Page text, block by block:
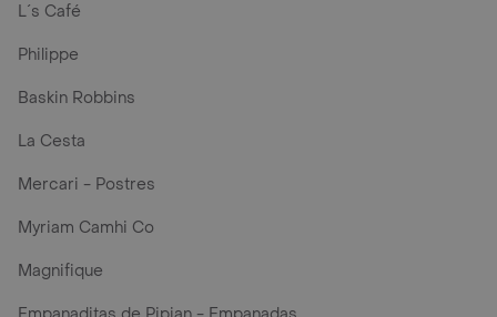
L´s Café
Philippe
Baskin Robbins
La Cesta
Mercari - Postres
Myriam Camhi Co
Magnifique